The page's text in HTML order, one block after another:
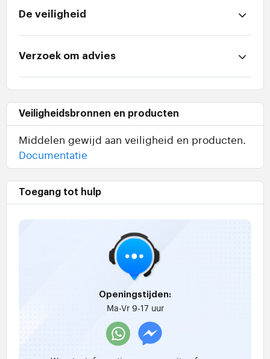
De veiligheid
Verzoek om advies
Veiligheidsbronnen en producten
Middelen gewijd aan veiligheid en producten.
Documentatie
Toegang tot hulp
Openingstijden:
Ma-Vr 9-17 uur